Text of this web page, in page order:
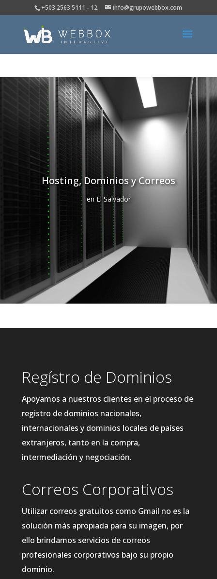
+503 2563 5111 - 12 info@grupowebbox.com
Hosting, Dominios y Correos
en El Salvador
Regístro de Dominios
Apoyamos a nuestros clientes en el proceso de
registro de dominios nacionales,
internacionales y dominios locales de países
extranjeros, tanto en la compra,
intermediación y negociación.
Correos Corporativos
Utilizar correos gratuitos como Gmail no es la
solución más apropiada para su imagen, por
ello brindamos servicios de correos
profesionales corporativos bajo su propio
dominio.